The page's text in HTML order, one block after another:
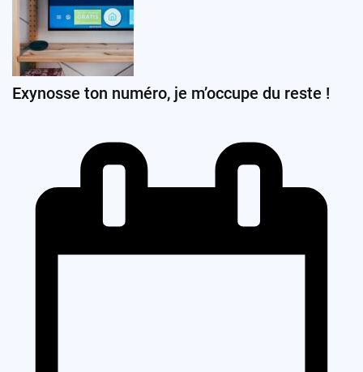
Exynosse ton numéro, je m’occupe du reste !